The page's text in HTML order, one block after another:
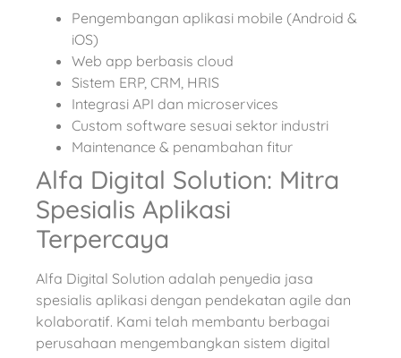
Pengembangan aplikasi mobile (Android &
iOS)
Web app berbasis cloud
Sistem ERP, CRM, HRIS
Integrasi API dan microservices
Custom software sesuai sektor industri
Maintenance & penambahan fitur
Alfa Digital Solution: Mitra
Spesialis Aplikasi
Terpercaya
Alfa Digital Solution adalah penyedia jasa
spesialis aplikasi dengan pendekatan agile dan
kolaboratif. Kami telah membantu berbagai
perusahaan mengembangkan sistem digital